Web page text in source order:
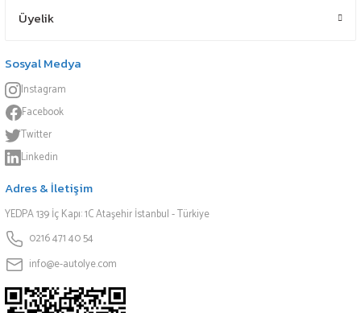
Üyelik
Sosyal Medya
Instagram
Facebook
Twitter
Linkedin
Adres & İletişim
YEDPA 139 İç Kapı: 1C Ataşehir İstanbul - Türkiye
0216 471 40 54
info@e-autolye.com